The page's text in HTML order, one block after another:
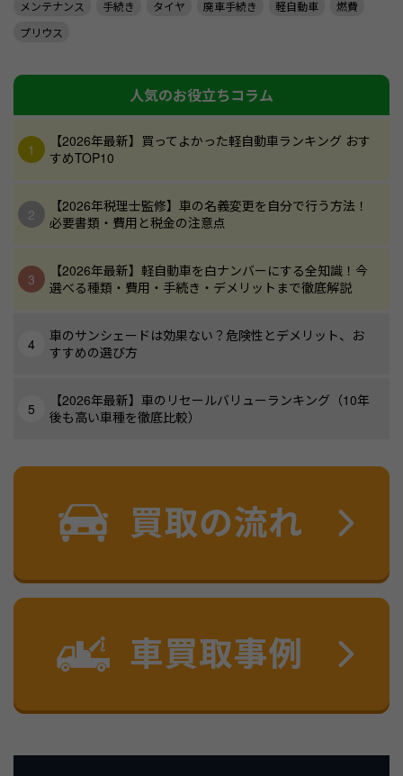
メンテナンス 手続き タイヤ 廃車手続き 軽自動車
燃費
プリウス
人気のお役立ちコラム
【2026年最新】買ってよかった軽自動車ランキング おす
すめTOP10
【2026年税理士監修】車の名義変更を自分で行う方法！
必要書類・費用と税金の注意点
【2026年最新】軽自動車を白ナンバーにする全知識！今
選べる種類・費用・手続き・デメリットまで徹底解説
車のサンシェードは効果ない？危険性とデメリット、お
すすめの選び方
【2026年最新】車のリセールバリューランキング（10年
後も高い車種を徹底比較）